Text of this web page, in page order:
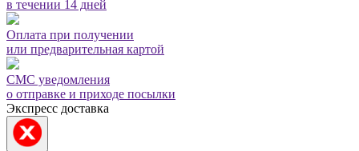
в течении 14 дней
Оплата при получении
или предварительная картой
СМС уведомления
о отправке и приходе посылки
Экспресс доставка